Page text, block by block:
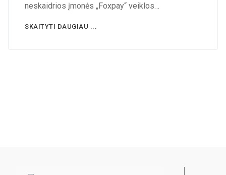
neskaidrios įmonės „Foxpay“ veiklos…
SKAITYTI DAUGIAU ...